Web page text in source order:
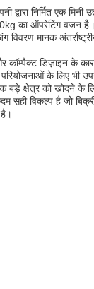
निर्मित एक
का ऑपरेटिंग वजन है।
मानक
डिज़ाइन के
परियोजनाओं के लिए
बड़े क्षेत्र को खोदने के
सही विकल्प है जो